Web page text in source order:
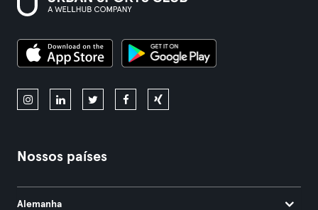
Nossos países
Alemanha